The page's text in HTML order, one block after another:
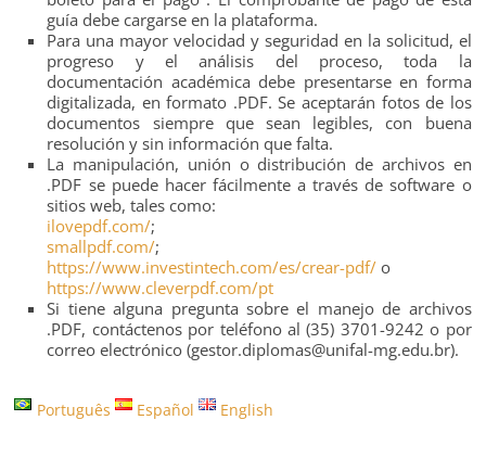
guía debe cargarse en la plataforma.
Para una mayor velocidad y seguridad en la solicitud, el
progreso y el análisis del proceso, toda la
documentación académica debe presentarse en forma
digitalizada, en formato .PDF. Se aceptarán fotos de los
documentos siempre que sean legibles, con buena
resolución y sin información que falta.
La manipulación, unión o distribución de archivos en
.PDF se puede hacer fácilmente a través de software o
sitios web, tales como:
ilovepdf.com/;
smallpdf.com/;
https://www.investintech.com/es/crear-pdf/ o
https://www.cleverpdf.com/pt
Si tiene alguna pregunta sobre el manejo de archivos
.PDF, contáctenos por teléfono al (35) 3701-9242 o por
correo electrónico (gestor.diplomas@unifal-mg.edu.br).
Português Español English